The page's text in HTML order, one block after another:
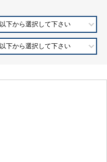
以下から選択して下さい
以下から選択して下さい